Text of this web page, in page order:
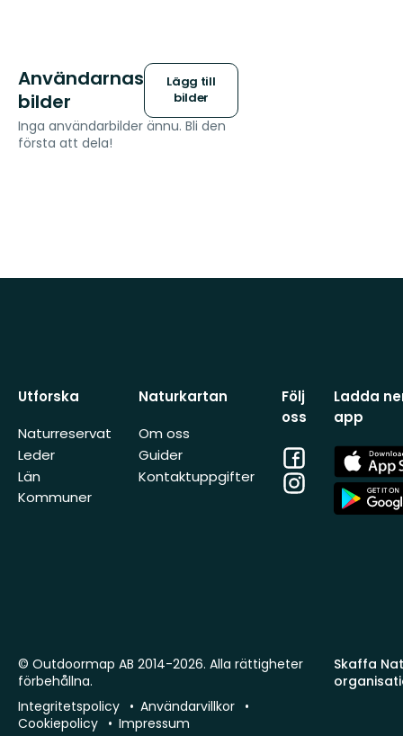
Användarnas
bilder
Lägg till
bilder
Inga användarbilder ännu. Bli den
första att dela!
Utforska
Naturreservat
Leder
Län
Kommuner
Naturkartan
Om oss
Guider
Kontaktuppgifter
Följ
oss
Facebook
Instagram
Ladda
app
App
Store
App
Store
Skaffa
© Outdoormap AB 2014-2026. Alla rättigheter
förbehållna.
Integritetspolicy
Användarvillkor
Cookiepolicy
Impressum